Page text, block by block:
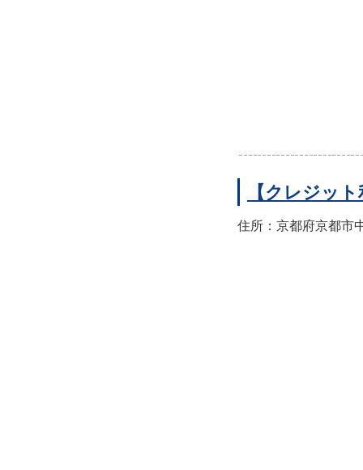
【クレジッ
住所：京都府京都市